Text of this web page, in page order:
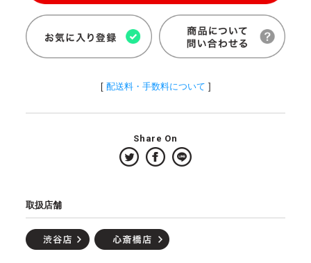
[ 配送料・手数料について ]
Share On
取扱店舗